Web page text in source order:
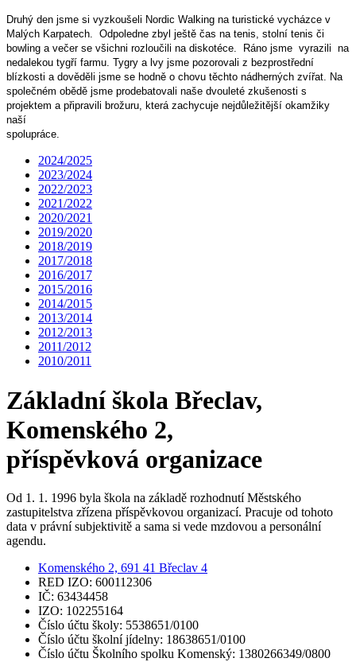
Druhý den jsme si vyzkoušeli Nordic Walking na turistické vycházce v
Malých Karpatech. Odpoledne zbyl ještě čas na tenis, stolní tenis či
bowling a večer se všichni rozloučili na diskotéce. Ráno jsme vyrazili na
nedalekou tygří farmu. Tygry a lvy jsme pozorovali z bezprostřední
blízkosti a dověděli jsme se hodně o chovu těchto nádherných zvířat. Na
společném obědě jsme prodebatovali naše dvouleté zkušenosti s
projektem a připravili brožuru, která zachycuje nejdůležitější okamžiky
naší
spolupráce.
2024/2025
2023/2024
2022/2023
2021/2022
2020/2021
2019/2020
2018/2019
2017/2018
2016/2017
2015/2016
2014/2015
2013/2014
2012/2013
2011/2012
2010/2011
Základní škola Břeclav,
Komenského 2,
příspěvková organizace
Od 1. 1. 1996 byla škola na základě rozhodnutí Městského
zastupitelstva zřízena příspěvkovou organizací. Pracuje od tohoto
data v právní subjektivitě a sama si vede mzdovou a personální
agendu.
Komenského 2, 691 41 Břeclav 4
RED IZO: 600112306
IČ: 63434458
IZO: 102255164
Číslo účtu školy: 5538651/0100
Číslo účtu školní jídelny: 18638651/0100
Číslo účtu Školního spolku Komenský: 1380266349/0800